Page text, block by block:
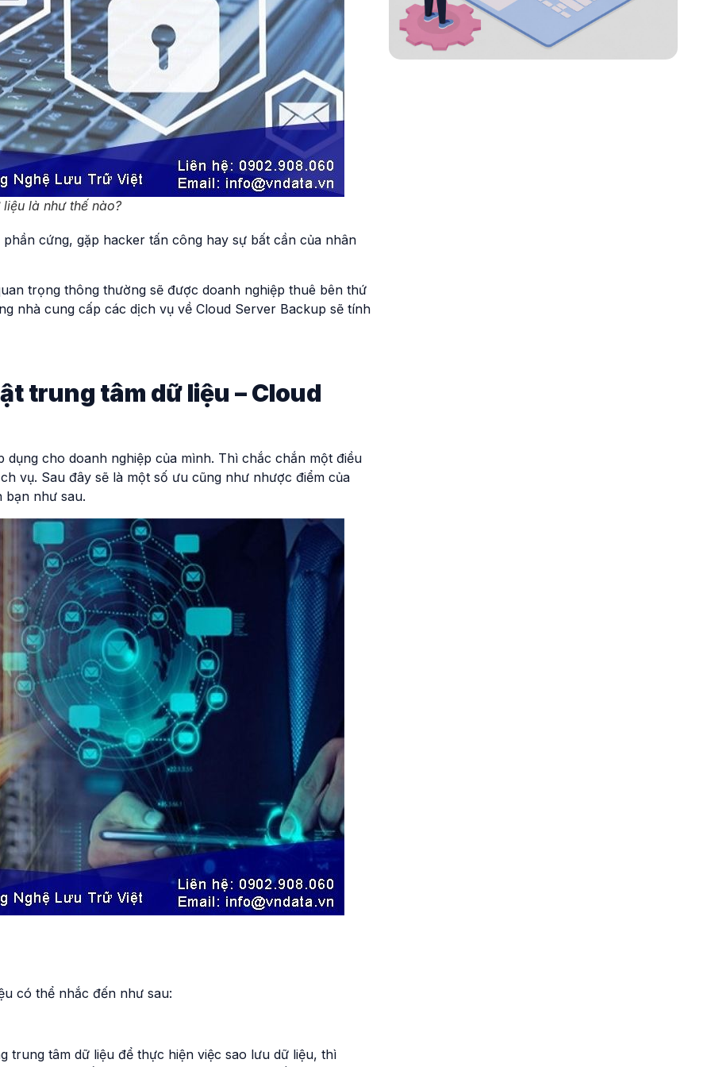
là như thế nào?
cứng, gặp hacker tấn công hay sự bất cần của nhân
trọng thông thường sẽ được doanh nghiệp thuê bên thứ
nhà cung cấp các dịch vụ về Cloud Server Backup sẽ tính
trung tâm dữ liệu – Cloud
cho doanh nghiệp của mình. Thì chắc chắn một điều
vụ. Sau đây sẽ là một số ưu cũng như nhược điểm của
bạn như sau.
có thể nhắc đến như sau:
trung tâm dữ liệu để thực hiện việc sao lưu dữ liệu, thì